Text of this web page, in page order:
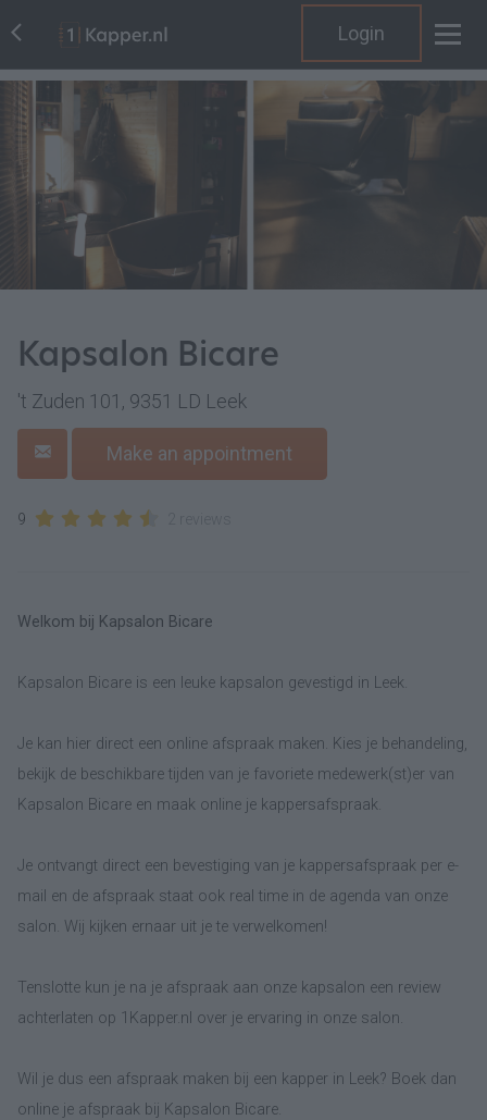
Login
Kapsalon Bicare
't Zuden 101, 9351 LD Leek
Make an appointment
9
Welkom bij Kapsalon Bicare
Kapsalon Bicare is een leuke kapsalon gevestigd in Leek.
Je kan hier direct een online afspraak maken. Kies je behandeling,
bekijk de beschikbare tijden van je favoriete medewerk(st)er van
Kapsalon Bicare en maak online je kappersafspraak.
Je ontvangt direct een bevestiging van je kappersafspraak per e-
mail en de afspraak staat ook real time in de agenda van onze
salon. Wij kijken ernaar uit je te verwelkomen!
Tenslotte kun je na je afspraak aan onze kapsalon een review
achterlaten op 1Kapper.nl over je ervaring in onze salon.
Wil je dus een afspraak maken bij een kapper in Leek? Boek dan
online je afspraak bij Kapsalon Bicare.